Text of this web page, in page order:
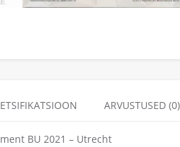
ARVUSTUSED (0)
BU 2021 – Utrecht